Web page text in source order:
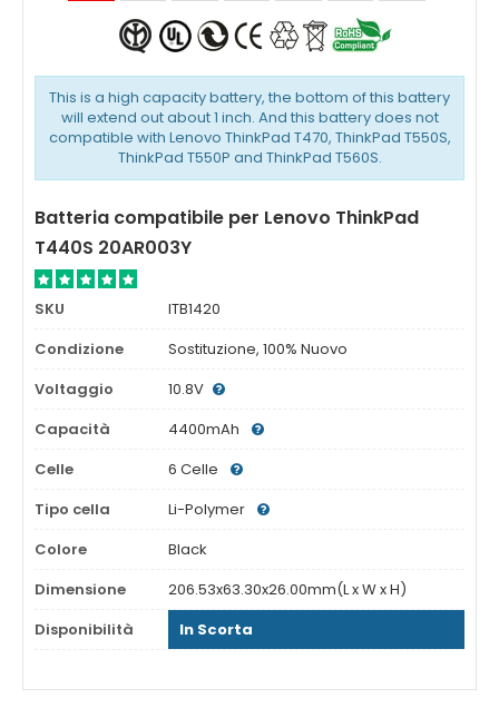
This is a high capacity battery, the bottom of this battery
will extend out about 1 inch. And this battery does not
compatible with Lenovo ThinkPad T470, ThinkPad T550S,
ThinkPad T550P and ThinkPad T560S.
Batteria compatibile per Lenovo ThinkPad
T440S 20AR003Y
SKU
ITB1420
Condizione
Sostituzione, 100% Nuovo
Voltaggio
10.8V
Capacità
4400mAh
Celle
6 Celle
Tipo cella
Li-Polymer
Colore
Black
Dimensione
206.53x63.30x26.00mm(L x W x H)
Disponibilità
In Scorta